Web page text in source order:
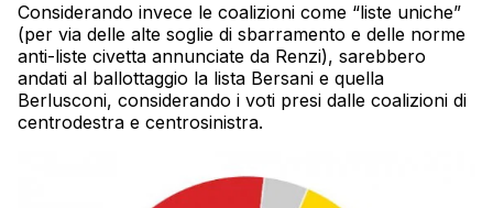
Considerando invece le coalizioni come “liste uniche”
(per via delle alte soglie di sbarramento e delle norme
anti-liste civetta annunciate da Renzi), sarebbero
andati al ballottaggio la lista Bersani e quella
Berlusconi, considerando i voti presi dalle coalizioni di
centrodestra e centrosinistra.